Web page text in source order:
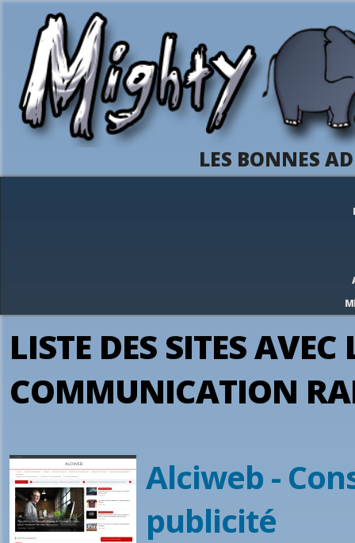
LES BONNES
LISTE DES SITES
COMMUNICATION
Alciweb -
publicité